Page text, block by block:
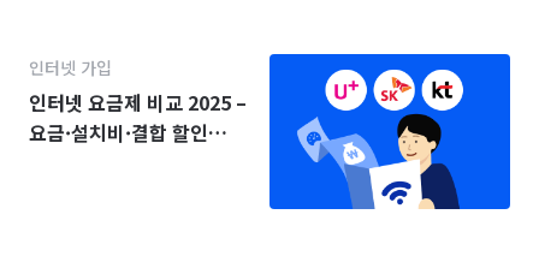
인터넷 가입
인터넷 요금제 비교 2025 –
요금·설치비·결합 할인